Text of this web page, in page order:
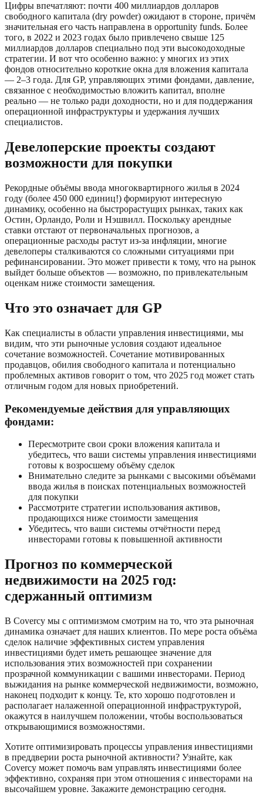
Цифры впечатляют: почти 400 миллиардов долларов
свободного капитала (dry powder) ожидают в стороне, причём
значительная его часть направлена в opportunity funds. Более
того, в 2022 и 2023 годах было привлечено свыше 125
миллиардов долларов специально под эти высокодоходные
стратегии. И вот что особенно важно: у многих из этих
фондов относительно короткие окна для вложения капитала
— 2–3 года. Для GP, управляющих этими фондами, давление,
связанное с необходимостью вложить капитал, вполне
реально — не только ради доходности, но и для поддержания
операционной инфраструктуры и удержания лучших
специалистов.
Девелоперские проекты создают
возможности для покупки
Рекордные объёмы ввода многоквартирного жилья в 2024
году (более 450 000 единиц!) формируют интересную
динамику, особенно на быстрорастущих рынках, таких как
Остин, Орландо, Роли и Нэшвилл. Поскольку арендные
ставки отстают от первоначальных прогнозов, а
операционные расходы растут из-за инфляции, многие
девелоперы сталкиваются со сложными ситуациями при
рефинансировании. Это может привести к тому, что на рынок
выйдет больше объектов — возможно, по привлекательным
оценкам ниже стоимости замещения.
Что это означает для GP
Как специалисты в области управления инвестициями, мы
видим, что эти рыночные условия создают идеальное
сочетание возможностей. Сочетание мотивированных
продавцов, обилия свободного капитала и потенциально
проблемных активов говорит о том, что 2025 год может стать
отличным годом для новых приобретений.
Рекомендуемые действия для управляющих
фондами:
Пересмотрите свои сроки вложения капитала и
убедитесь, что ваши системы управления инвестициями
готовы к возросшему объёму сделок
Внимательно следите за рынками с высокими объёмами
ввода жилья в поисках потенциальных возможностей
для покупки
Рассмотрите стратегии использования активов,
продающихся ниже стоимости замещения
Убедитесь, что ваши системы отчётности перед
инвесторами готовы к повышенной активности
Прогноз по коммерческой
недвижимости на 2025 год:
сдержанный оптимизм
В Covercy мы с оптимизмом смотрим на то, что эта рыночная
динамика означает для наших клиентов. По мере роста объёма
сделок наличие эффективных систем управления
инвестициями будет иметь решающее значение для
использования этих возможностей при сохранении
прозрачной коммуникации с вашими инвесторами. Период
выжидания на рынке коммерческой недвижимости, возможно,
наконец подходит к концу. Те, кто хорошо подготовлен и
располагает налаженной операционной инфраструктурой,
окажутся в наилучшем положении, чтобы воспользоваться
открывающимися возможностями.
Хотите оптимизировать процессы управления инвестициями
в преддверии роста рыночной активности? Узнайте, как
Covercy может помочь вам управлять инвестициями более
эффективно, сохраняя при этом отношения с инвесторами на
высочайшем уровне. Закажите демонстрацию сегодня.